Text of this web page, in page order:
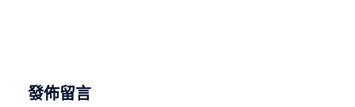
發佈留言